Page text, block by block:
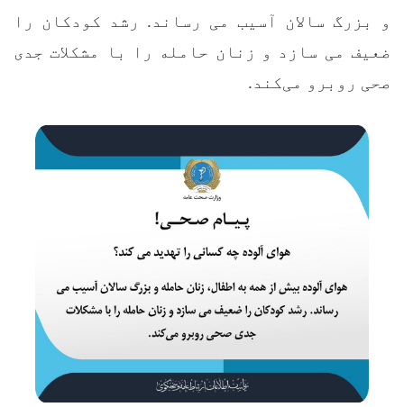
و بزرگ سالان آسیب می ‌رساند. رشد کودکان را
ضعیف می‌ سازد و زنان حامله را با مشکلات جدی
صحی روبرو می‌کند .